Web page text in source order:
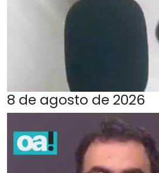
8 de agosto de 2026